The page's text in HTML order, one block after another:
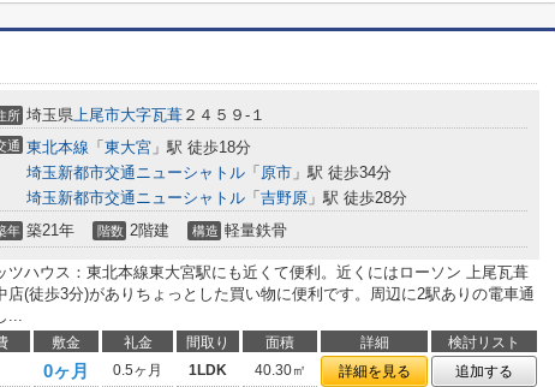
所 埼玉県上尾市大字瓦葺 ２４５９-１
通 東北本線 「 東大宮 」駅 徒歩18分
埼玉新都市交通ニューシャトル 「 原市 」駅 徒歩34分
埼玉新都市交通ニューシャトル 「 吉野原 」駅 徒歩28分
年 築21年 階数 2階建 構造 軽量鉄骨
ツハウス：東北本線東大宮駅にも近くて便利。近くにはローソン 上尾瓦葺
店(徒歩3分)がありちょっとした買い物に便利です。周辺に2駅ありの電車通
...
敷金 礼金 間取り 面積 詳細
検討リスト
0ヶ月 0.5ヶ月 1LDK 40.30㎡ 詳細を見る 追加する